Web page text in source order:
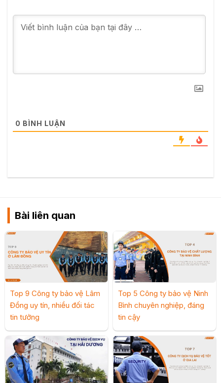
0 BÌNH LUẬN
Bài liên quan
Top 9 Công ty bảo vệ Lâm
Đồng uy tín, nhiều đối tác
tin tưởng
Top 5 Công ty bảo vệ Ninh
Bình chuyên nghiệp, đáng
tin cậy